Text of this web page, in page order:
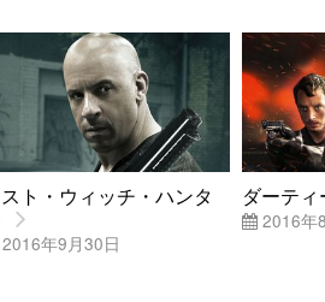
ト・ウィッチ・ハンタ
年9月30日
ダーテ
2016年